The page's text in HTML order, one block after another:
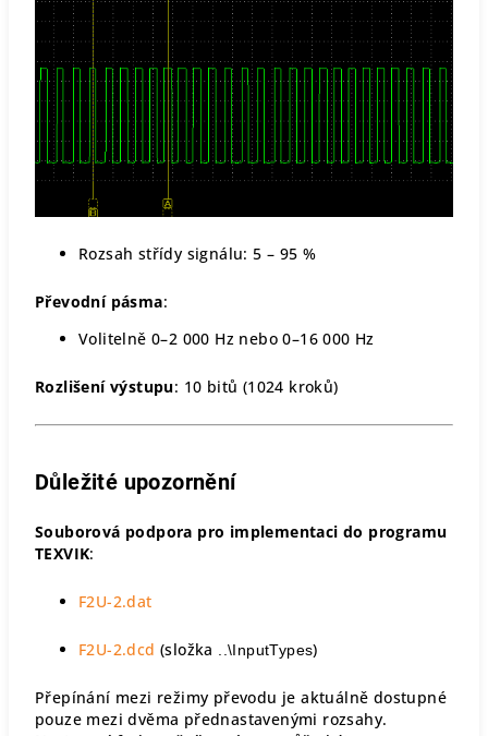
Rozsah střídy signálu: 5 – 95 %
Převodní pásma:
Volitelně 0–2 000 Hz nebo 0–16 000 Hz
Rozlišení výstupu: 10 bitů (1024 kroků)
Důležité upozornění
Souborová podpora pro implementaci do programu
TEXVIK:
F2U-2.dat
F2U-2.dcd (složka ..\InputTypes)
Přepínání mezi režimy převodu je aktuálně dostupné
pouze mezi dvěma přednastavenými rozsahy.